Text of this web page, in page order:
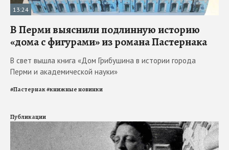
13:24
В Перми выяснили подлинную историю
«дома с фигурами» из романа Пастернака
В свет вышла книга «Дом Грибушина в истории города
Перми и академической науки»
#Пастернак#книжные новинки
Публикации